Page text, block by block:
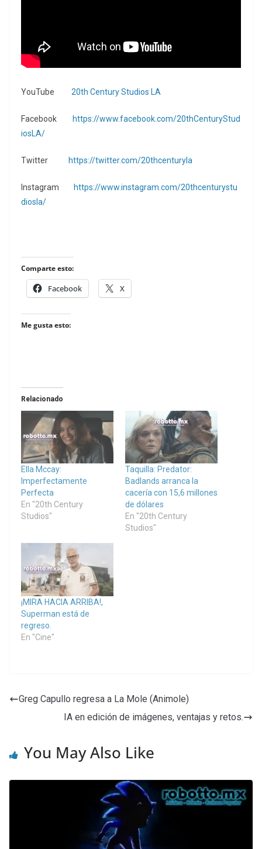
YouTube 20th Century Studios LA
Facebook
https://www.facebook.com/20thCenturyStud
iosLA/
Twitter https://twitter.com/20thcenturyla
Instagram
https://www.instagram.com/20thcenturystu
diosla/
Comparte esto:
Facebook X
Me gusta esto:
Relacionado
Ella Mccay:
Imperfectamente
Perfecta
En "20th Century
Studios"
Taquilla: Predator:
Badlands arranca la
cacería con 15,6 millones
de dólares
En "20th Century
Studios"
¡MIRA HACIA ARRIBA!,
Superman está de
regreso.
En "Cine"
Greg Capullo regresa a La Mole (Animole)
IA en edición de imágenes, ventajas y retos.
You May Also Like